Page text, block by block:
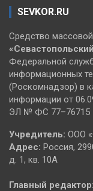
SEVKOR.RU
Средство
«Севастопольский
Федеральной
информационных
(Роскомнадзор) в
информации от
ЭЛ № ФС 77–76715
Учредитель: ООО
Адрес: Россия,
д. 1, кв. 10А
Главный редактор: